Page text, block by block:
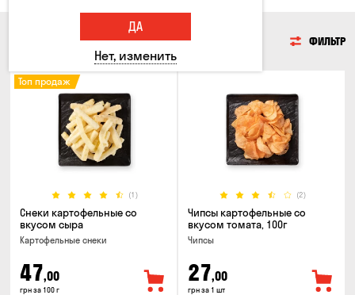
ФИЛЬТР
(1)
Топ продаж
Снеки картофельные со
вкусом сыра
Картофельные снеки
47,00
грн за 100 г
(2)
Чипсы картофельные со
вкусом томата, 100г
Чипсы
27,00
грн за 1 шт
ДА
Нет, изменить